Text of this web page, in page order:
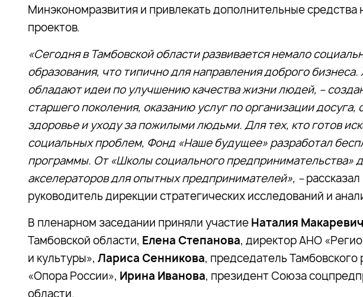
Минэкономразвития и привлекать дополнительные средства
проектов.
«Сегодня в Тамбовской области развивается немало
образования, что типично для направления доброго
обладают идеи по улучшению качества жизни людей, –
старшего поколения, оказанию услуг по организации досуга,
здоровье и уходу за пожилыми людьми. Для тех, кто готов
социальных проблем, Фонд «Наше будущее» разработал
программы. От «Школы социального предпринимательства»
акселераторов для опытных предпринимателей», –рассказал
руководитель дирекции стратегических исследований и
В пленарном заседании приняли участие Наталия Макаревич
Тамбовской области, Елена Степанова, директор АНО
и культуры», Лариса Сенникова, председатель
«Опора России», Ирина Иванова, президент Союза
области.